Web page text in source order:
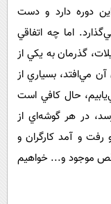
دوره دارد و دست
اما چه اتفاقي
گذرمان به يكي از
مي‌افتد، بسياري از
حال كافي است
در هر گوشه‌اي از
رفت و آمد كارگران و
موجود و... خواهيم